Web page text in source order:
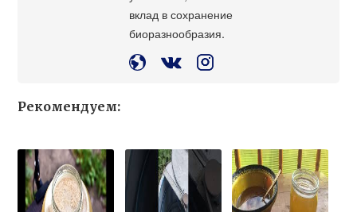
вклад в сохранение
биоразнообразия.
Рекомендуем: